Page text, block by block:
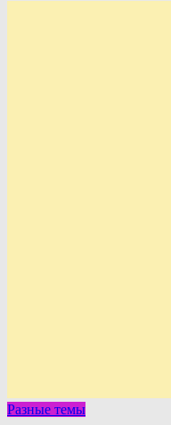
Разные темы